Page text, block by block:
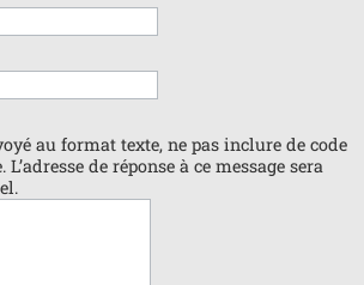
au format texte, ne pas inclure de code
de réponse à ce message sera